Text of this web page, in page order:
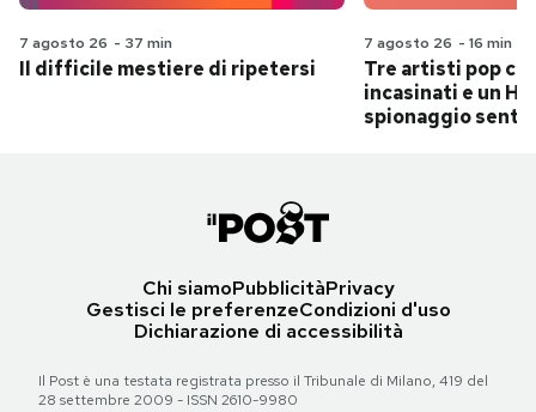
7 agosto 26 - 37 min
Il difficile mestiere di ripetersi
7 agosto 26 - 16 min
Tre artisti pop
incasinati e un
spionaggio
Chi siamoPubblicitàPrivacy
Gestisci le preferenzeCondizioni d'uso
Dichiarazione di accessibilità
Il Post è una testata registrata presso il Tribunale di Milano, 419 del
28 settembre 2009 - ISSN 2610-9980